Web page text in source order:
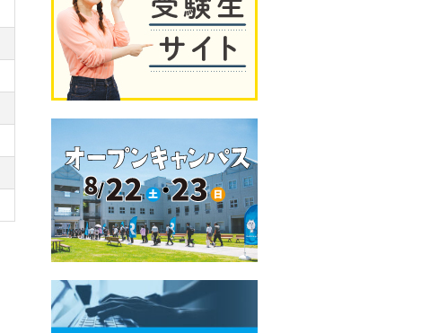
プ
ロ
グ
ラ
イ
ト
オ
ン
キ
ャ
ン
パ
ス
デ
ー
タ
サ